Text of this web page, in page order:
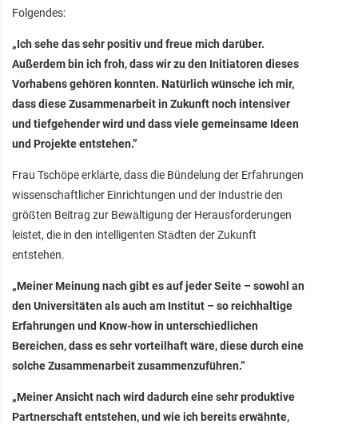
Folgendes:
„Ich sehe das sehr positiv und freue mich darüber.
Außerdem bin ich froh, dass wir zu den Initiatoren dieses
Vorhabens gehören konnten. Natürlich wünsche ich mir,
dass diese Zusammenarbeit in Zukunft noch intensiver
und tiefgehender wird und dass viele gemeinsame Ideen
und Projekte entstehen.”
Frau Tschöpe erklärte, dass die Bündelung der Erfahrungen
wissenschaftlicher Einrichtungen und der Industrie den
größten Beitrag zur Bewältigung der Herausforderungen
leistet, die in den intelligenten Städten der Zukunft
entstehen.
„Meiner Meinung nach gibt es auf jeder Seite – sowohl an
den Universitäten als auch am Institut – so reichhaltige
Erfahrungen und Know-how in unterschiedlichen
Bereichen, dass es sehr vorteilhaft wäre, diese durch eine
solche Zusammenarbeit zusammenzuführen.”
„Meiner Ansicht nach wird dadurch eine sehr produktive
Partnerschaft entstehen, und wie ich bereits erwähnte,